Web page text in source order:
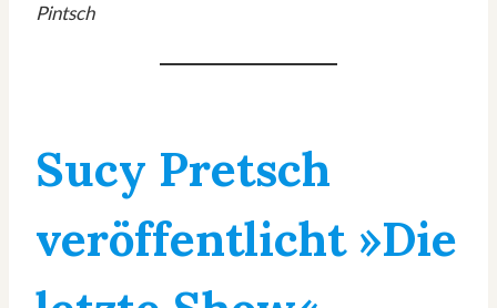
Pintsch
Sucy Pretsch
veröffentlicht »Die